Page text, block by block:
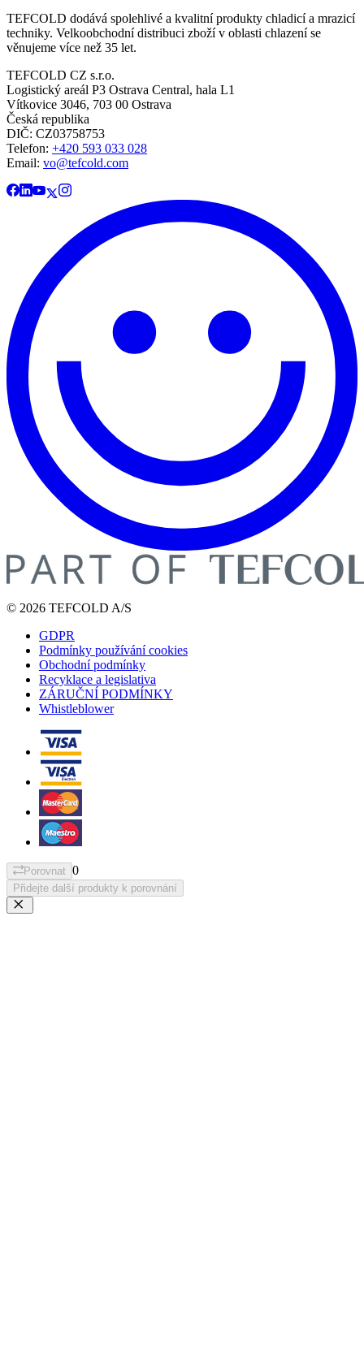
TEFCOLD dodává spolehlivé a kvalitní produkty chladicí a mrazicí
techniky. Velkoobchodní distribuci zboží v oblasti chlazení se
věnujeme více než 35 let.
TEFCOLD CZ s.r.o.
Logistický areál P3 Ostrava Central, hala L1
Vítkovice 3046, 703 00 Ostrava
Česká republika
DIČ: CZ03758753​​​​​​
Telefon: +420 593 033 028
Email: vo@tefcold.com
© 2026 TEFCOLD A/S
GDPR
Podmínky používání cookies
Obchodní podmínky
Recyklace a legislativa
ZÁRUČNÍ PODMÍNKY
Whistleblower
Porovnat 0
Přidejte další produkty k porovnání